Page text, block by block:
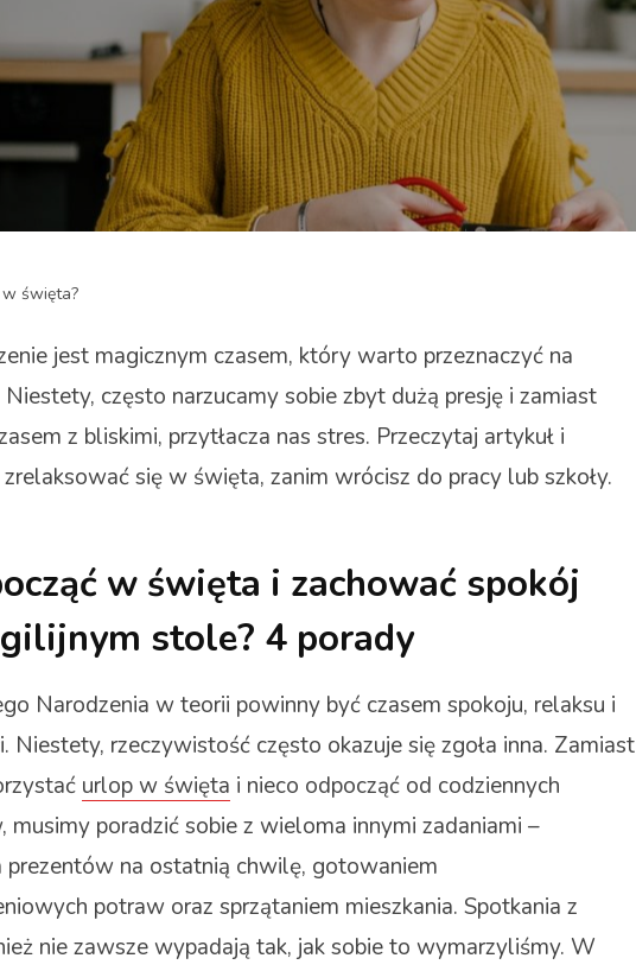
w święta?
jest magicznym czasem, który warto przeznaczyć na
często narzucamy sobie zbyt dużą presję i zamiast
z bliskimi, przytłacza nas stres. Przeczytaj artykuł i
się w święta, zanim wrócisz do pracy lub szkoły.
w święta i zachować spokój
stole? 4 porady
Narodzenia w teorii powinny być czasem spokoju, relaksu i
Niestety, rzeczywistość często okazuje się zgoła inna. Zamiast
urlop w święta i nieco odpocząć od codziennych
musimy poradzić sobie z wieloma innymi zadaniami –
prezentów na ostatnią chwilę, gotowaniem
potraw oraz sprzątaniem mieszkania. Spotkania z
nie zawsze wypadają tak, jak sobie to wymarzyliśmy. W